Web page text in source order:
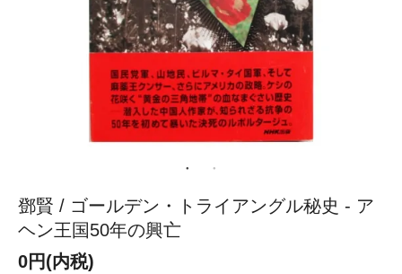
鄧賢 / ゴールデン・トライアングル秘史 - ア
ヘン王国50年の興亡
0円(内税)